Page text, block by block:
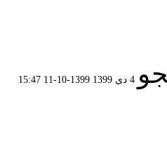
4 دی 1399 1399-10-11 15:47